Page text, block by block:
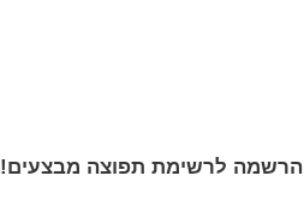
הרשמה לרשימת תפוצה מבצעים!